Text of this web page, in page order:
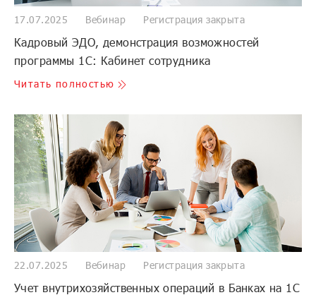
17.07.2025 Вебинар Регистрация закрыта
Кадровый ЭДО, демонстрация возможностей
программы 1С: Кабинет сотрудника
Читать полностью
22.07.2025 Вебинар Регистрация закрыта
Учет внутрихозяйственных операций в Банках на 1С